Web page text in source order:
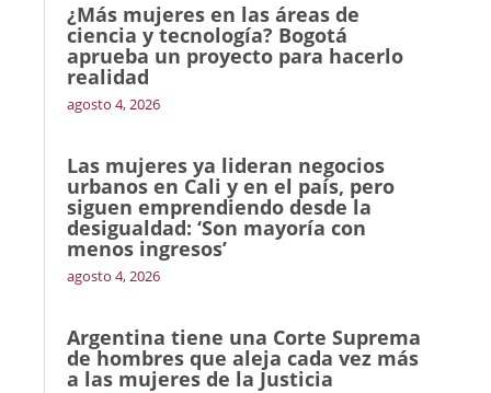
¿Más mujeres en las áreas de
ciencia y tecnología? Bogotá
aprueba un proyecto para hacerlo
realidad
agosto 4, 2026
Las mujeres ya lideran negocios
urbanos en Cali y en el país, pero
siguen emprendiendo desde la
desigualdad: ‘Son mayoría con
menos ingresos’
agosto 4, 2026
Argentina tiene una Corte Suprema
de hombres que aleja cada vez más
a las mujeres de la Justicia